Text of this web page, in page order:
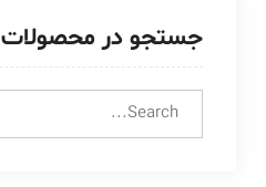
جستجو در محصولات
Search